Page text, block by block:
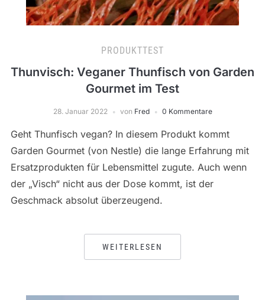
PRODUKTTEST
Thunvisch: Veganer Thunfisch von Garden
Gourmet im Test
28. Januar 2022 von Fred 0 Kommentare
Geht Thunfisch vegan? In diesem Produkt kommt
Garden Gourmet (von Nestle) die lange Erfahrung mit
Ersatzprodukten für Lebensmittel zugute. Auch wenn
der „Visch“ nicht aus der Dose kommt, ist der
Geschmack absolut überzeugend.
WEITERLESEN